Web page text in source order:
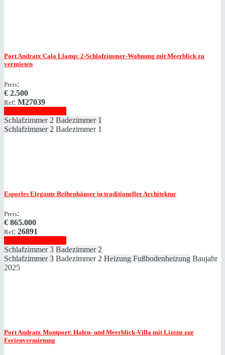
Port Andratx Cala Llamp: 2-Schlafzimmer-Wohnung mit Meerblick zu
vermieten
Preis:
€ 2.500
Ref: M27039
Schlafzimmer 2 Badezimmer 1
Schlafzimmer 2 Badezimmer 1
Esporles Elegante Reihenhäuser in traditioneller Architektur
Preis:
€ 865.000
Ref: 26891
Schlafzimmer 3 Badezimmer 2
Schlafzimmer 3 Badezimmer 2 Heizung Fußbodenheizung Baujahr
2025
Port Andratx Montport: Hafen- und Meerblick-Villa mit Lizenz zur
Ferienvermietung